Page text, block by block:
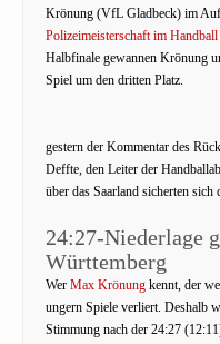
Krönung (VfL Gladbeck) im
Polizeimeisterschaft im Handball
Halbfinale gewannen Krönung
Spiel um den dritten Platz.
gestern der Kommentar des
Deffte, den Leiter der
über das Saarland sicherten
24:27-Niederlage
Württemberg
Wer Max Krönung kennt, der
ungern Spiele verliert. Deshalb
Stimmung nach der 24:27